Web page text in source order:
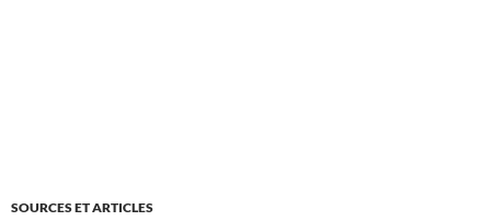
SOURCES ET ARTICLES